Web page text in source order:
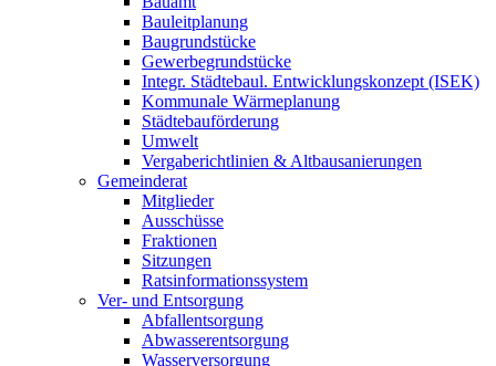
Bauleitplanung
Baugrundstücke
Gewerbegrundstücke
Integr. Städtebaul. Entwicklungskonzept (ISEK)
Kommunale Wärmeplanung
Städtebauförderung
Umwelt
Vergaberichtlinien & Altbausanierungen
Gemeinderat
Mitglieder
Ausschüsse
Fraktionen
Sitzungen
Ratsinformationssystem
Ver- und Entsorgung
Abfallentsorgung
Abwasserentsorgung
Wasserversorgung